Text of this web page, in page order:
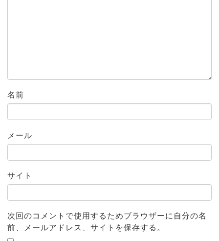
名前
メール
サイト
次回のコメントで使用するためブラウザーに自分の名
前、メールアドレス、サイトを保存する。